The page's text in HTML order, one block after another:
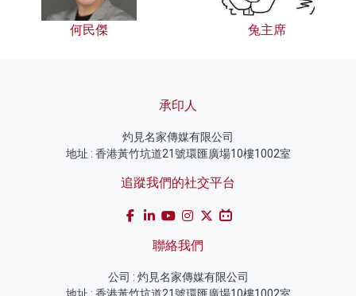
何民傑 兔主席
承印人
灼見名家傳媒有限公司
地址 : 香港黃竹坑道21號環匯廣場10樓1002室
追蹤我們的社交平台
聯絡我們
公司 : 灼見名家傳媒有限公司
地址 : 香港黃竹坑道21號環匯廣場10樓1002室